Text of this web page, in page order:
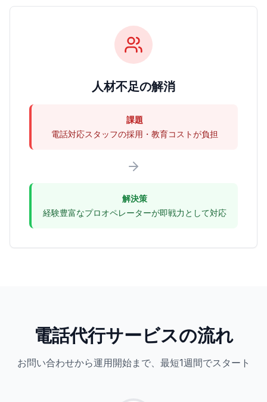
人材不足の解消
課題
電話対応スタッフの採用・教育コストが負担
解決策
経験豊富なプロオペレーターが即戦力として対応
電話代行サービスの流れ
お問い合わせから運用開始まで、最短1週間でスタート